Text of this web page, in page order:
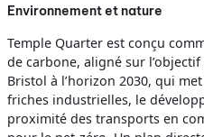
Environnement et nature
Temple Quarter est conçu
de carbone, aligné sur
Bristol à l’horizon 2030, qui
friches industrielles, le
proximité des transports en